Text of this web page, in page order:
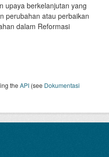
upaya berkelanjutan yang
perubahan atau perbaikan
dalam Reformasi
theAPI (see Dokumentasi